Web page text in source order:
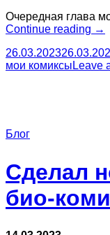
Очередная глава
Continue reading →
26.03.2023
мои комиксы Leave
Блог
Сделал
био-